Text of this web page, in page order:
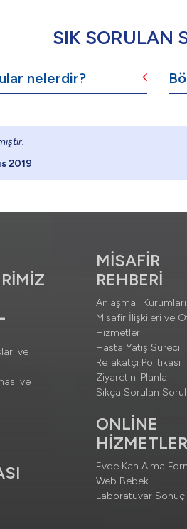
SIK SORULAN
nelerdir?
2019
ve
ve
MİSAFİR
REHBERİ
Anlaşmalı
Misafir İlişkileri ve
Hizmetleri
Hasta Yatış Süreci
Refakatçi Politikası
Ziyaretini Planla
Sıkça Sorulan
ONLİNE
HİZMETLER
Evde Kan Alma
Web Bebek
Laboratuvar